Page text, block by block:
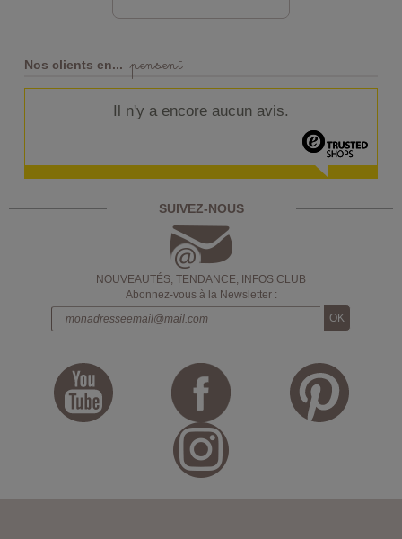
Nos clients en... pensent
Il n'y a encore aucun avis.
SUIVEZ-NOUS
NOUVEAUTÉS, TENDANCE, INFOS CLUB
Abonnez-vous à la Newsletter :